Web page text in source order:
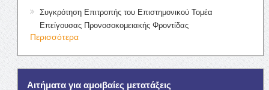
Συγκρότηση Επιτροπής του Επιστημονικού Τομέα
Επείγουσας Προνοσοκομειακής Φροντίδας
Περισσότερα
Αιτήματα για αμοιβαίες μετατάξεις